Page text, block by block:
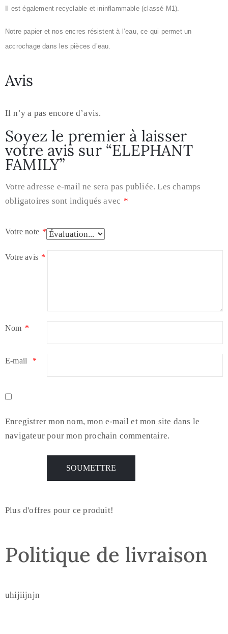
Il est également recyclable et ininflammable (classé M1).
Notre papier et nos encres résistent à l’eau, ce qui permet un
accrochage dans les pièces d’eau.
Avis
Il n’y a pas encore d’avis.
Soyez le premier à laisser
votre avis sur “ELEPHANT
FAMILY”
Votre adresse e-mail ne sera pas publiée. Les champs
obligatoires sont indiqués avec *
Votre note *
Votre avis *
Nom *
E-mail *
Enregistrer mon nom, mon e-mail et mon site dans le
navigateur pour mon prochain commentaire.
Plus d'offres pour ce produit!
Politique de livraison
uhijiijnjn